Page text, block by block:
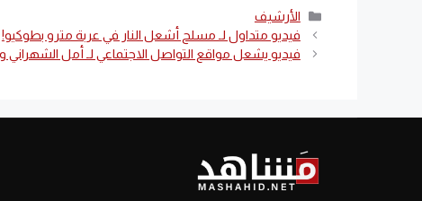
التصنيفات
الأرشيف
فيديو متداول لـ مسلح أشعل النار في عربة مترو بطوكيو!
فيديو يشعل مواقع التواصل الاجتماعي لـ أمل الشهراني